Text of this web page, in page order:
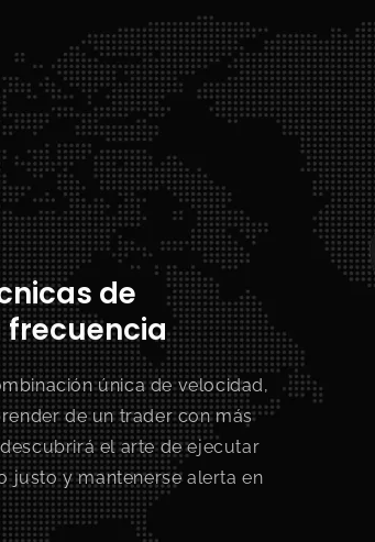
de
única de velocidad,
de un trader con más
el arte de ejecutar
justo y mantenerse alerta en